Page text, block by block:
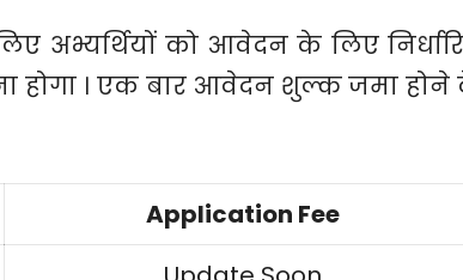
अभ्यर्थियों को आवेदन के लिए
। एक बार आवेदन शुल्क जमा होने
Application Fee